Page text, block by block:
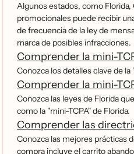
Algunos estados, como
promocionales puede recibir
de frecuencia de la ley de
marca de posibles infracciones.
Comprender la mini-
Conozca los detalles clave de
Comprender la mini-
Conozca las leyes de Florida
como la "mini-TCPA" de Florida.
Comprender las
Conozca las mejores prácticas
compra incluye el carrito